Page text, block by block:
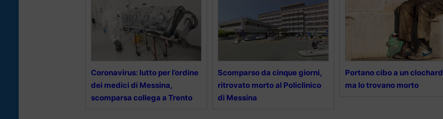
Coronavirus: lutto per l’ordine
dei medici di Messina,
scomparsa collega a Trento
Scomparso da cinque giorni,
ritrovato morto al Policlinico
di Messina
Portano cibo a un clochard
ma lo trovano morto